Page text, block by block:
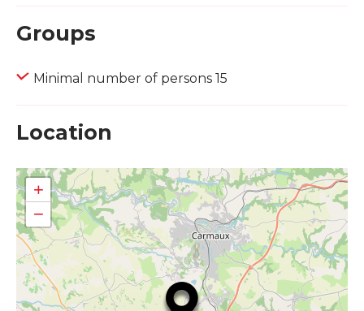
Groups
Minimal number of persons 15
Location
+
−